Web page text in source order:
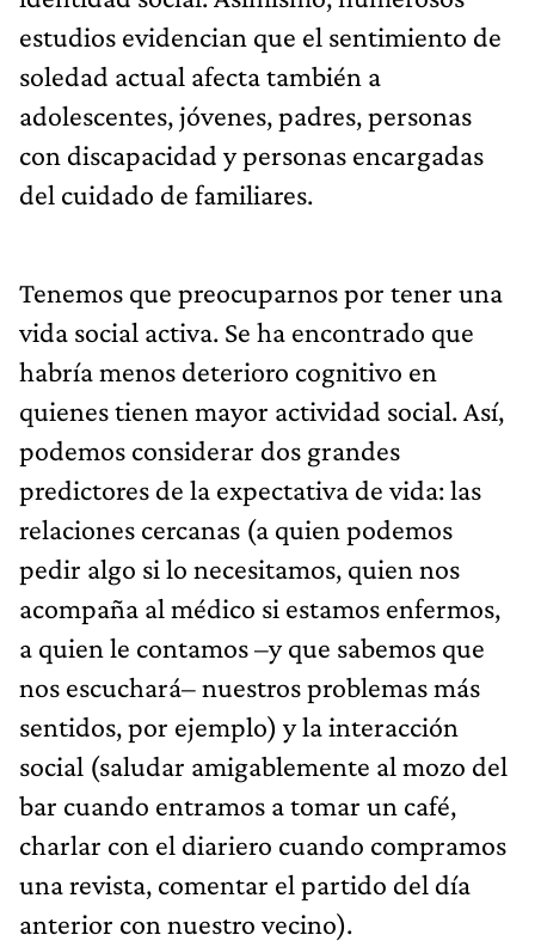
estudios evidencian que el sentimiento de
soledad actual afecta también a
adolescentes, jóvenes, padres, personas
con discapacidad y personas encargadas
del cuidado de familiares.
Tenemos que preocuparnos por tener una
vida social activa. Se ha encontrado que
habría menos deterioro cognitivo en
quienes tienen mayor actividad social. Así,
podemos considerar dos grandes
predictores de la expectativa de vida: las
relaciones cercanas (a quien podemos
pedir algo si lo necesitamos, quien nos
acompaña al médico si estamos enfermos,
a quien le contamos –y que sabemos que
nos escuchará– nuestros problemas más
sentidos, por ejemplo) y la interacción
social (saludar amigablemente al mozo del
bar cuando entramos a tomar un café,
charlar con el diariero cuando compramos
una revista, comentar el partido del día
anterior con nuestro vecino).